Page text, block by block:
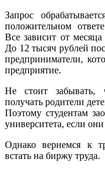
Запрос
положительном
Все зависит от
До 12 тысяч рублей
предприниматели,
предприятие.
Не стоит забывать,
получать родители
Поэтому студентам
университета, если
Однако вернемся к
встать на биржу труда.